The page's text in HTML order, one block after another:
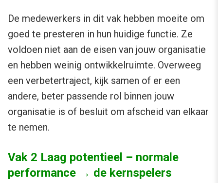
De medewerkers in dit vak hebben moeite om
goed te presteren in hun huidige functie. Ze
voldoen niet aan de eisen van jouw organisatie
en hebben weinig ontwikkelruimte. Overweeg
een verbetertraject, kijk samen of er een
andere, beter passende rol binnen jouw
organisatie is of besluit om afscheid van elkaar
te nemen.
Vak 2 Laag potentieel – normale
performance → de kernspelers